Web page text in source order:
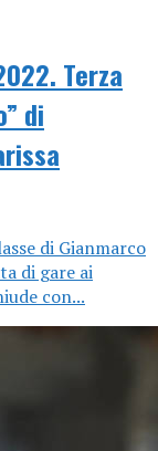
Terza
di
di Gianmarco
di gare ai
con...